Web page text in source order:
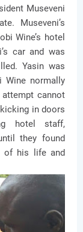
Museveni
Museveni’s
Wine’s hotel
car and was
Yasin was
Wine normally
cannot
in doors
hotel staff,
they found
of his life and